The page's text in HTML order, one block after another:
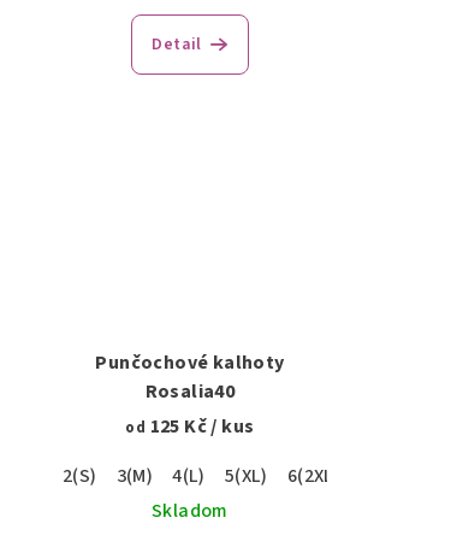
Detail
Punčochové kalhoty
Rosalia40
od 125 Kč/ kus
2(S)
3(M) 4(L) 5(XL)
6(2XL)
Skladom